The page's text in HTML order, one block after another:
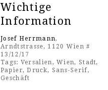
Wichtige
Information
Josef Herrmann,
Arndtstrasse, 1120 Wien #
13/12/17
Tags: Versalien,Wien, Stadt,
Papier,Druck, Sans-Serif,
Geschäft